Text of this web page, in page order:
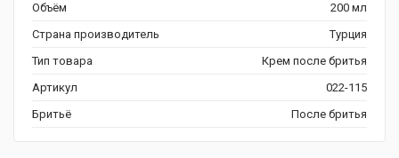
Объём
200 мл
Страна производитель
Турция
Тип товара
Крем после бритья
Артикул
022-115
Бритьё
После бритья